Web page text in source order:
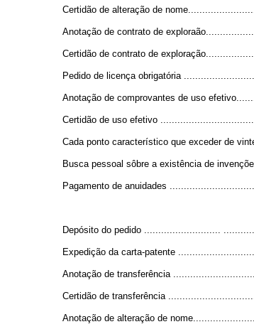
Certidão de alteração de
Anotação de contrato de
Certidão de contrato de
Pedido de licença obrigatória
Anotação de comprovantes de uso
Certidão de uso efetivo
Cada ponto característico que exceder de
Busca pessoal sôbre a existência de
Pagamento de anuidades
Depósito do pedido ...........................
Expedição da carta-patente
Anotação de transferência
Certidão de transferência
Anotação de alteração de